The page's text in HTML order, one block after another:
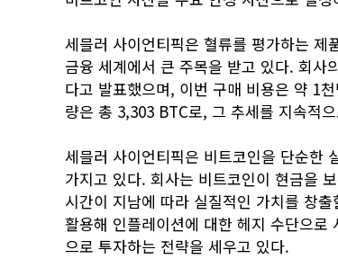
세믈러 사이언티픽은 혈류를 평가하는
금융 세계에서 큰 주목을 받고 있다. 회사
다고 발표했으며, 이번 구매 비용은 약 1
량은 총 3,303 BTC로, 그 추세를 지속적
세믈러 사이언티픽은 비트코인을 단순한
가지고 있다. 회사는 비트코인이 현금을
시간이 지남에 따라 실질적인 가치를 창
활용해 인플레이션에 대한 헤지 수단으로
으로 투자하는 전략을 세우고 있다.